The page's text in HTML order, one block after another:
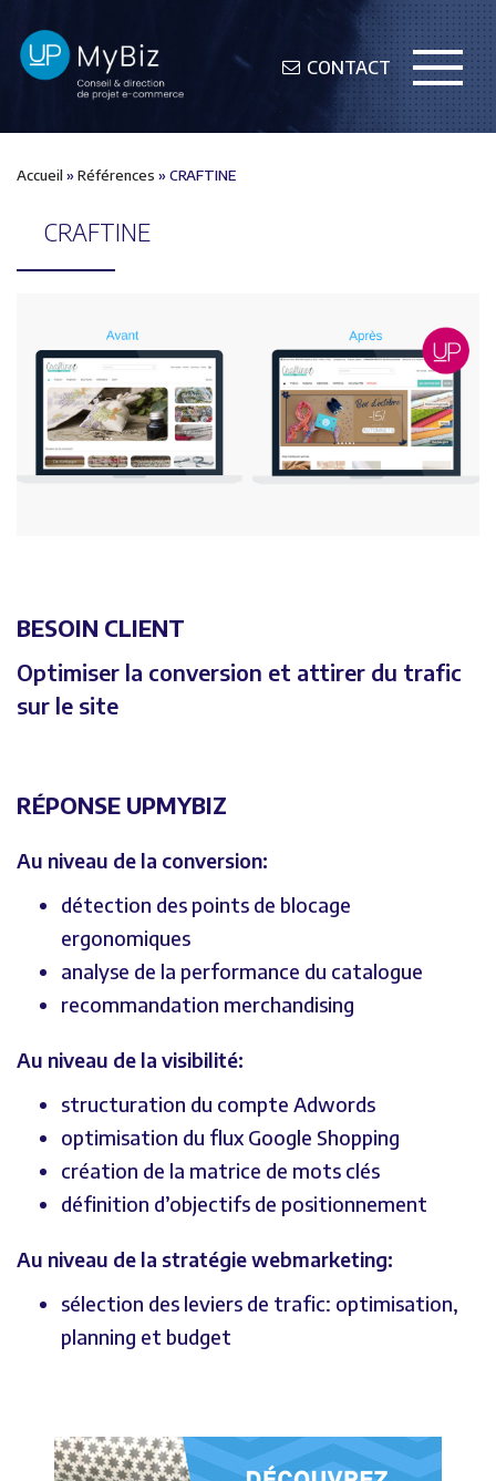
CONTACT
Accueil »Références »CRAFTINE
CRAFTINE
BESOIN CLIENT
Optimiser la conversion et attirer du trafic
sur le site
RÉPONSE UPMYBIZ
Au niveau de la conversion:
détection des points de blocage
ergonomiques
analyse de la performance du catalogue
recommandation merchandising
Au niveau de la visibilité:
structuration du compte Adwords
optimisation du flux Google Shopping
création de la matrice de mots clés
définition d’objectifs de positionnement
Au niveau de la stratégie webmarketing:
sélection des leviers de trafic: optimisation,
planning et budget